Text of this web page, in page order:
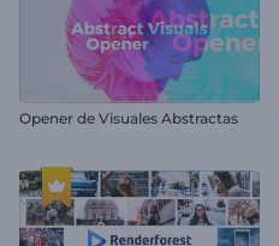
Opener de Visuales Abstractas